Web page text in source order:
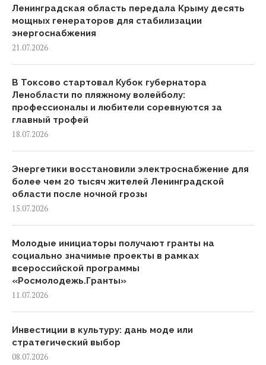
Ленинградская область передала Крыму десять
мощных генераторов для стабилизации
энергоснабжения
21.07.2026
В Токсово стартовал Кубок губернатора
Ленобласти по пляжному волейболу:
профессионалы и любители соревнуются за
главный трофей
18.07.2026
Энергетики восстановили электроснабжение для
более чем 20 тысяч жителей Ленинградской
области после ночной грозы
15.07.2026
Молодые инициаторы получают гранты на
социально значимые проекты в рамках
всероссийской программы
«Росмолодежь.Гранты»
11.07.2026
Инвестиции в культуру: дань моде или
стратегический выбор
08.07.2026